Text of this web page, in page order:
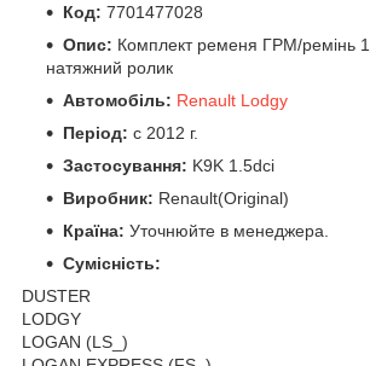
Код: 7701477028
Опис: Комплект ременя ГРМ/ремінь
натяжний ролик
Автомобіль: Renault Lodgy
Період: c 2012 г.
Застосування: K9K 1.5dci
Виробник: Renault(Original)
Країна: Уточнюйте в менеджера.
Сумісність:
DUSTER
LODGY
LOGAN (LS_)